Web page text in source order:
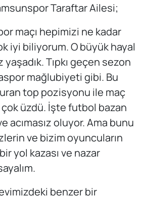
Taraftar Ailesi;
maçı hepimizi ne kadar
iyi biliyorum. O büyük hayal
yaşadık. Tıpkı geçen sezon
mağlubiyeti gibi. Bu
top pozisyonu ile maç
üzdü. İşte futbol bazan
acımasız oluyor. Ama bunu
ve bizim oyuncuların
yol kazası ve nazar
benzer bir